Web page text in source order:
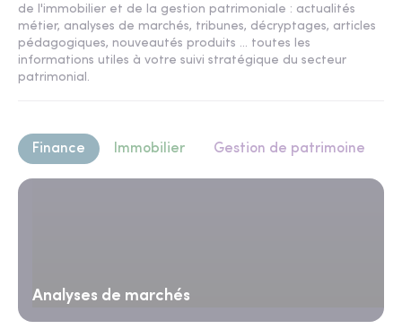
de l'immobilier et de la gestion patrimoniale : actualités
métier, analyses de marchés, tribunes, décryptages, articles
pédagogiques, nouveautés produits ... toutes les
informations utiles à votre suivi stratégique du secteur
patrimonial.
Finance Immobilier Gestion de patrimoine
Analyses de marchés